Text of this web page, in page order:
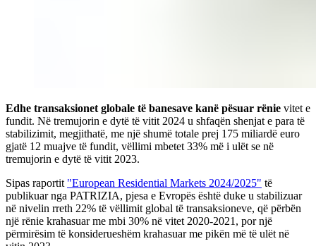
Edhe transaksionet globale të banesave kanë pësuar rënie vitet e
fundit. Në tremujorin e dytë të vitit 2024 u shfaqën shenjat e para të
stabilizimit, megjithatë, me një shumë totale prej 175 miliardë euro
gjatë 12 muajve të fundit, vëllimi mbetet 33% më i ulët se në
tremujorin e dytë të vitit 2023.
Sipas raportit "European Residential Markets 2024/2025" të
publikuar nga PATRIZIA, pjesa e Evropës është duke u stabilizuar
në nivelin rreth 22% të vëllimit global të transaksioneve, që përbën
një rënie krahasuar me mbi 30% në vitet 2020-2021, por një
përmirësim të konsiderueshëm krahasuar me pikën më të ulët në